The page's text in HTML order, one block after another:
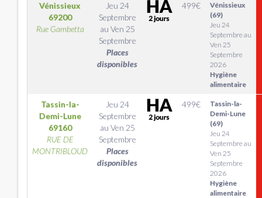
Vénissieux
69200
Rue Gambetta
Jeu 24
Septembre
au Ven 25
Septembre
Places
disponibles
499€
Vénissieux
(69)
Jeu 24
Septembre au
Ven 25
Septembre
2026
Hygiène
alimentaire
Tassin-la-
Demi-Lune
69160
RUE DE
MONTRIBLOUD
Jeu 24
Septembre
au Ven 25
Septembre
Places
disponibles
499€
Tassin-la-
Demi-Lune
(69)
Jeu 24
Septembre au
Ven 25
Septembre
2026
Hygiène
alimentaire